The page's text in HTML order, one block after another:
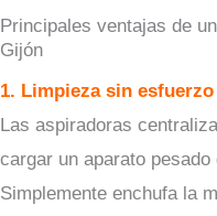
Principales ventajas de
Gijón
1. Limpieza sin esfuerzo
Las aspiradoras
cargar un aparato
Simplemente enchufa la